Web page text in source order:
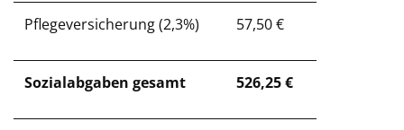
Pflegeversicherung (2,3%) 57,50 €
Sozialabgaben gesamt 526,25 €